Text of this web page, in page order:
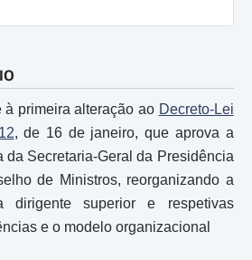
à primeira alteração ao Decreto-Lei
, de 16 de janeiro, que aprova a
da Secretaria-Geral da Presidência
de Ministros, reorganizando a
dirigente superior e respetivas
e o modelo organizacional